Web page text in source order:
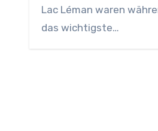
Lac Léman waren
das wichtigste…